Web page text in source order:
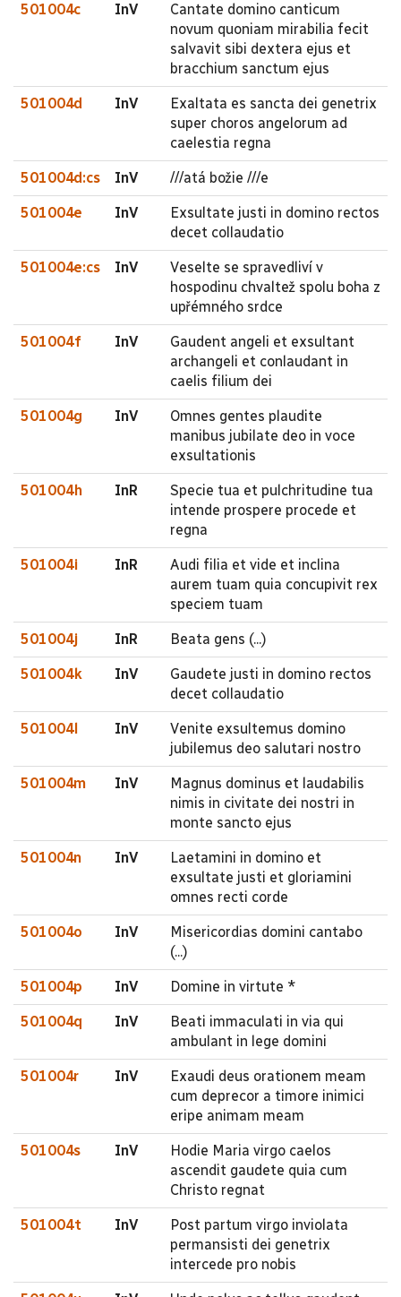
501004c InV
Cantate domino canticum
novum quoniam mirabilia fecit
salvavit sibi dextera ejus et
bracchium sanctum ejus
501004d InV
Exaltata es sancta dei genetrix
super choros angelorum ad
caelestia regna
501004d:cs InV ///atá božie ///e
501004e InV
Exsultate justi in domino rectos
decet collaudatio
501004e:cs InV
Veselte se spravedliví v
hospodinu chvaltež spolu boha z
upřémného srdce
501004f InV
Gaudent angeli et exsultant
archangeli et conlaudant in
caelis filium dei
501004g InV
Omnes gentes plaudite
manibus jubilate deo in voce
exsultationis
501004h InR
Specie tua et pulchritudine tua
intende prospere procede et
regna
501004i InR
Audi filia et vide et inclina
aurem tuam quia concupivit rex
speciem tuam
501004j InR Beata gens (...)
501004k InV
Gaudete justi in domino rectos
decet collaudatio
501004l InV
Venite exsultemus domino
jubilemus deo salutari nostro
501004m InV
Magnus dominus et laudabilis
nimis in civitate dei nostri in
monte sancto ejus
501004n InV
Laetamini in domino et
exsultate justi et gloriamini
omnes recti corde
501004o InV
Misericordias domini cantabo
(...)
501004p InV Domine in virtute *
501004q InV
Beati immaculati in via qui
ambulant in lege domini
501004r InV
Exaudi deus orationem meam
cum deprecor a timore inimici
eripe animam meam
501004s InV
Hodie Maria virgo caelos
ascendit gaudete quia cum
Christo regnat
501004t InV
Post partum virgo inviolata
permansisti dei genetrix
intercede pro nobis